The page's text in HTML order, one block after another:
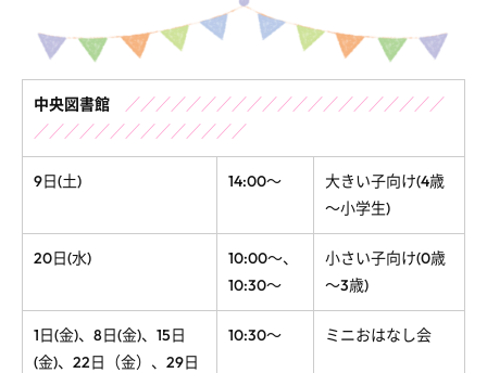
中央図書館
／／／／／／／／／／／／／／／／／／／／／
／／／／／／／／／／／／／／
9日(土) 14:00～
大きい子向け(4歳
～小学生)
20日(水)
10:00～、
10:30～
小さい子向け(0歳
～3歳)
1日(金)、8日(金)、15日
(金)、22日（金）、29日
10:30～ ミニおはなし会